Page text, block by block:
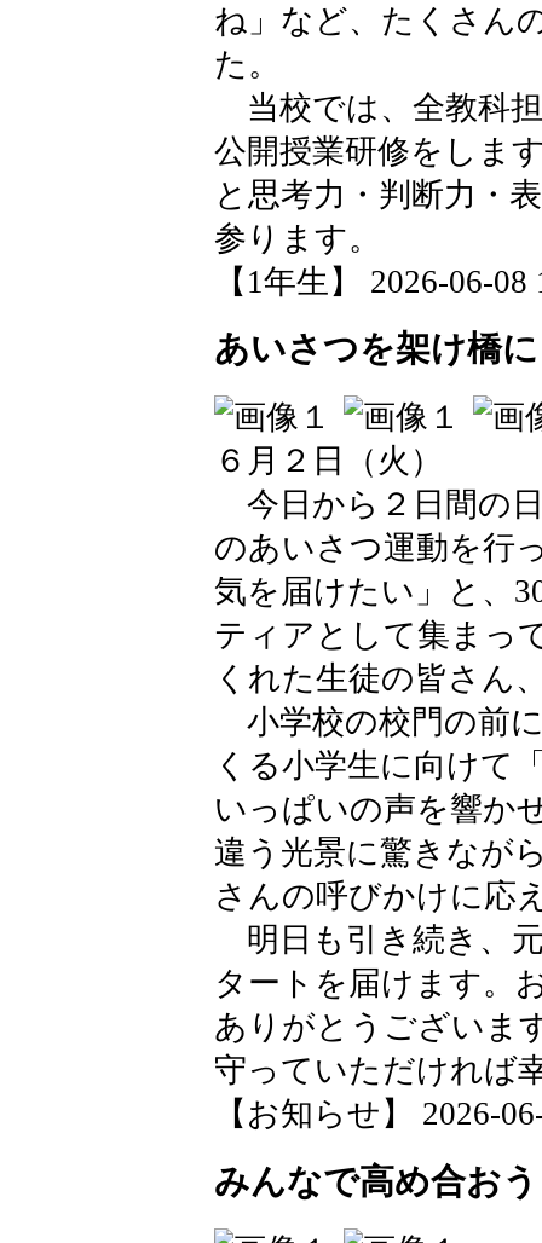
ね」など、たくさん
た。
当校では、全教科
公開授業研修をしま
と思考力・判断力・
参ります。
【1年生】 2026-06-08
あいさつを架け橋
６月２日（火）
今日から２日間の
のあいさつ運動を行
気を届けたい」と、
ティアとして集まっ
くれた生徒の皆さん
小学校の校門の前
くる小学生に向けて
いっぱいの声を響か
違う光景に驚きなが
さんの呼びかけに応
明日も引き続き、
タートを届けます。
ありがとうございま
守っていただければ
【お知らせ】 2026-
みんなで高め合お